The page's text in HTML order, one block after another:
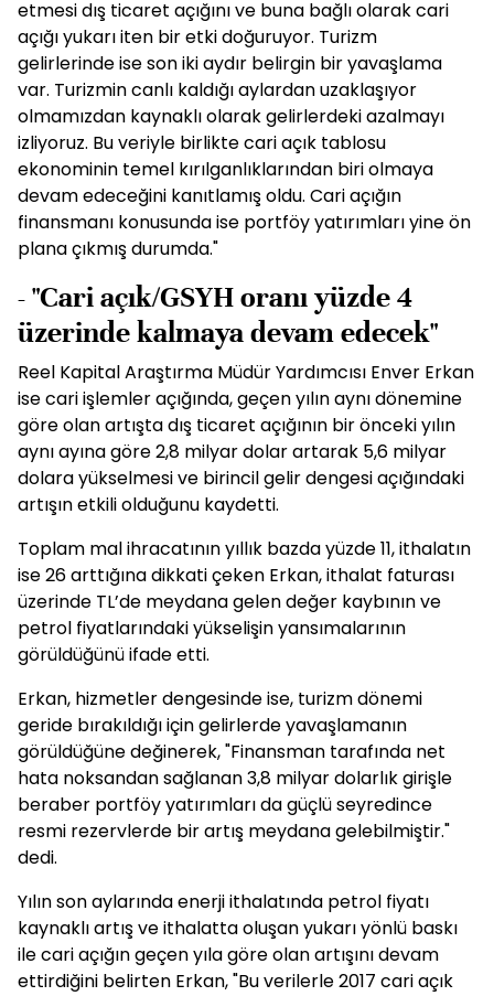
etmesi dış ticaret açığını ve buna bağlı olarak cari
açığı yukarı iten bir etki doğuruyor. Turizm
gelirlerinde ise son iki aydır belirgin bir yavaşlama
var. Turizmin canlı kaldığı aylardan uzaklaşıyor
olmamızdan kaynaklı olarak gelirlerdeki azalmayı
izliyoruz. Bu veriyle birlikte cari açık tablosu
ekonominin temel kırılganlıklarından biri olmaya
devam edeceğini kanıtlamış oldu. Cari açığın
finansmanı konusunda ise portföy yatırımları yine ön
plana çıkmış durumda."
- "Cari açık/GSYH oranı yüzde 4
üzerinde kalmaya devam edecek"
Reel Kapital Araştırma Müdür Yardımcısı Enver Erkan
ise cari işlemler açığında, geçen yılın aynı dönemine
göre olan artışta dış ticaret açığının bir önceki yılın
aynı ayına göre 2,8 milyar dolar artarak 5,6 milyar
dolara yükselmesi ve birincil gelir dengesi açığındaki
artışın etkili olduğunu kaydetti.
Toplam mal ihracatının yıllık bazda yüzde 11, ithalatın
ise 26 arttığına dikkati çeken Erkan, ithalat faturası
üzerinde TL’de meydana gelen değer kaybının ve
petrol fiyatlarındaki yükselişin yansımalarının
görüldüğünü ifade etti.
Erkan, hizmetler dengesinde ise, turizm dönemi
geride bırakıldığı için gelirlerde yavaşlamanın
görüldüğüne değinerek, "Finansman tarafında net
hata noksandan sağlanan 3,8 milyar dolarlık girişle
beraber portföy yatırımları da güçlü seyredince
resmi rezervlerde bir artış meydana gelebilmiştir."
dedi.
Yılın son aylarında enerji ithalatında petrol fiyatı
kaynaklı artış ve ithalatta oluşan yukarı yönlü baskı
ile cari açığın geçen yıla göre olan artışını devam
ettirdiğini belirten Erkan, "Bu verilerle 2017 cari açık